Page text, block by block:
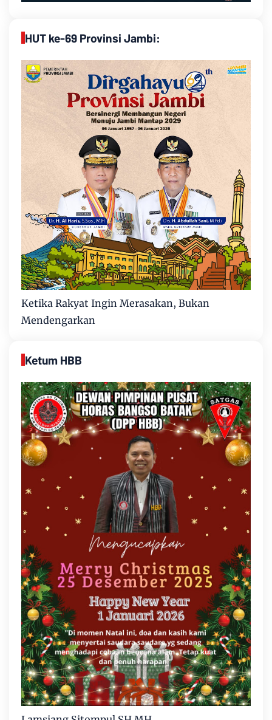
HUT ke-69 Provinsi Jambi:
Ketika Rakyat Ingin Merasakan, Bukan
Mendengarkan
Ketum HBB